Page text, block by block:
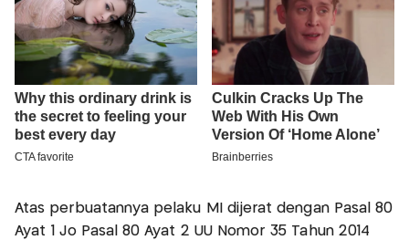
Atas perbuatannya pelaku MI dijerat dengan Pasal 80
Ayat 1 Jo Pasal 80 Ayat 2 UU Nomor 35 Tahun 2014